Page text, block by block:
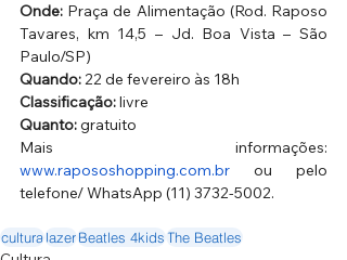
Onde: Praça de Alimentação (Rod. Raposo
Tavares, km 14,5 – Jd. Boa Vista – São
Paulo/SP)
Quando: 22 de fevereiro às 18h
Classificação: livre
Quanto: gratuito
www.rapososhopping.com.br ou pelo
telefone/ WhatsApp (11) 3732-5002.
culturalazerBeatles 4kidsThe Beatles